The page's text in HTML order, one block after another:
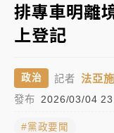
台東農業處長涉
押庭
父親節泡湯了！
雨熱區曝
女律師陳昱瑄詐
▼
排專車明離
上登記
政治 記者 法亞施
發布 2026/03/04
#黨政要聞